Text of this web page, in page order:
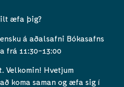
æfa þig?
á aðalsafni Bókasafns
frá 11:30-13:00
Velkomin! Hvetjum
koma saman og æfa sig í